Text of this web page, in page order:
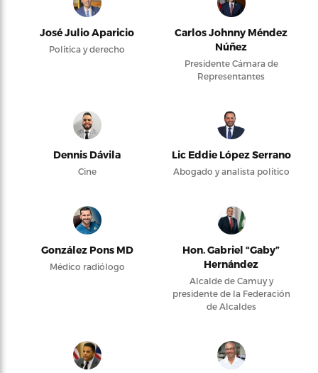
José Julio Aparicio
Política y derecho
Carlos Johnny Méndez
Núñez
Presidente Cámara de
Representantes
Dennis Dávila
Cine
Lic Eddie López Serrano
Abogado y analista político
González Pons MD
Médico radiólogo
Hon. Gabriel “Gaby”
Hernández
Alcalde de Camuy y
presidente de la Federación
de Alcaldes